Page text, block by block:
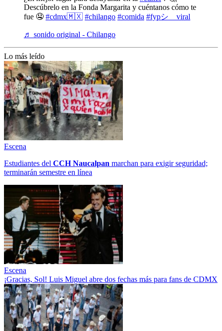
Descúbrelo en la Fonda Margarita y cuéntanos cómo te
fue 🤤 #cdmx🇲🇽 #chilango #comida #fypシ゚viral
♬ sonido original - Chilango
Lo más leído
Escena
Estudiantes del CCH Naucalpan marchan para exigir seguridad;
terminarán semestre en línea
Escena
¡Gracias, Sol! Luis Miguel abre dos fechas más para fans de CDMX